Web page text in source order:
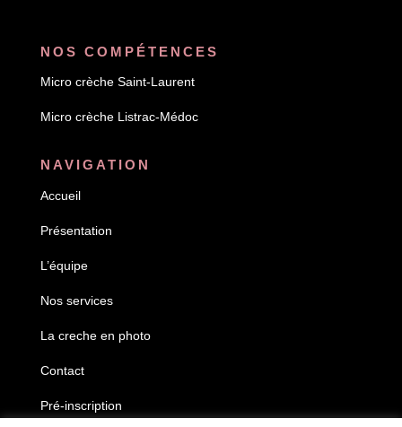
NOS COMPÉTENCES
Micro crèche Saint-Laurent
Micro crèche Listrac-Médoc
NAVIGATION
Accueil
Présentation
L’équipe
Nos services
La creche en photo
Contact
Pré-inscription